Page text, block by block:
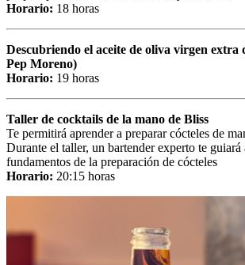
Horario: 18 horas
Descubriendo el aceite de oliva virgen extra
Pep Moreno)
Horario: 19 horas
Taller de cocktails de la mano de Bliss
Te permitirá aprender a preparar cócteles de
Durante el taller, un bartender experto te guiará
fundamentos de la preparación de cócteles
Horario: 20:15 horas